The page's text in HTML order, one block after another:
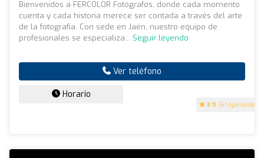
3.9 (61 opiniones)
Bienvenidos a FERCOLOR Fotógrafos, donde cada momento
cuenta y cada historia merece ser contada a través del arte
de la fotografía. Con sede en Jaén, nuestro equipo de
profesionales se especializa... Seguir leyendo
Ver teléfono
Horario